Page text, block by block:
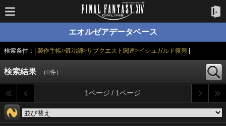
エオルゼアデータベース
検索条件：| 製作手帳>鍛冶師>サブクエスト関連>イシュガルド復興|
検索結果 （0件）
1ページ / 1ページ